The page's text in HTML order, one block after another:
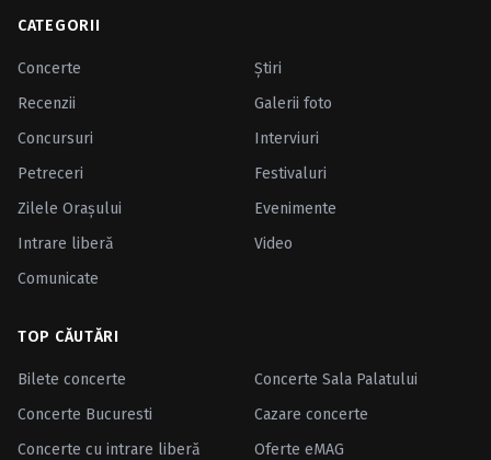
CATEGORII
Concerte
Ştiri
Recenzii
Galerii foto
Concursuri
Interviuri
Petreceri
Festivaluri
Zilele Oraşului
Evenimente
Intrare liberă
Video
Comunicate
TOP CĂUTĂRI
Bilete concerte
Concerte Sala Palatului
Concerte Bucuresti
Cazare concerte
Concerte cu intrare liberă
Oferte eMAG